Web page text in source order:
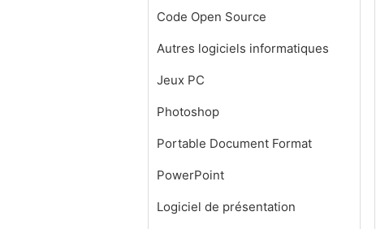
Code Open Source
Autres logiciels informatiques
Jeux PC
Photoshop
Portable Document Format
PowerPoint
Logiciel de présentation